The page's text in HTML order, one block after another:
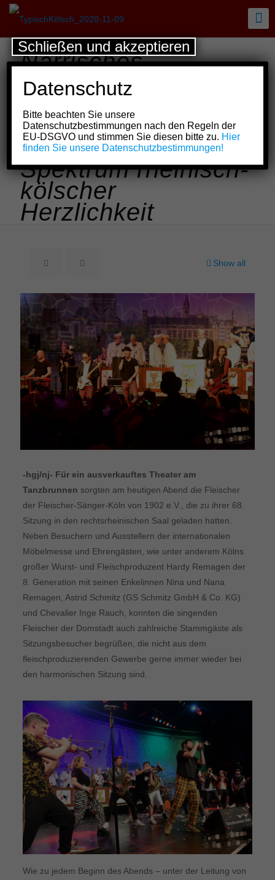
Närrisches
Publikum der
Fleischer-Sänger-
Köln erlebten
breitgefächertes
Spektrum rheinisch-
kölscher
Herzlichkeit
Show all
-hgj/nj- Für ein ausverkauftes Theater am
Tanzbrunnen sorgten am heutigen Abend die Fleischer
der Fleischer-Sänger-Köln von 1902 e.V., die zu ihrer 68.
Sitzung in den rechtsrheinischen Saal geladen hatten.
Neben Besuchern und Ausstellern der internationalen
Möbelmesse und Ehrengästen, wie unter anderem Kölns
großer Wurst- und Fleischproduzent Hardy Remagen der
8. Generation mit seinen Enkelinnen Nina und Nana
Remagen, Astrid Schmitz (GS Schmitz GmbH & Co. KG)
und Chevalier Inge Rauch, konnten die singenden
Fleischer der Domstadt auch zahlreiche Stammgäste als
Sitzungsbesucher begrüßen, die nicht aus dem
fleischproduzierenden Gewerbe gerne immer wieder bei
den harmonischen Sitzung sind.
Wie zu jedem Beginn des Abends – unter der Leitung von
Datenschutz
Bitte beachten Sie unsere
Datenschutzbestimmungen nach den Regeln der
EU-DSGVO und stimmen Sie diesen bitte zu. Hier
finden Sie unsere Datenschutzbestimmungen!
Schließen und akzeptieren